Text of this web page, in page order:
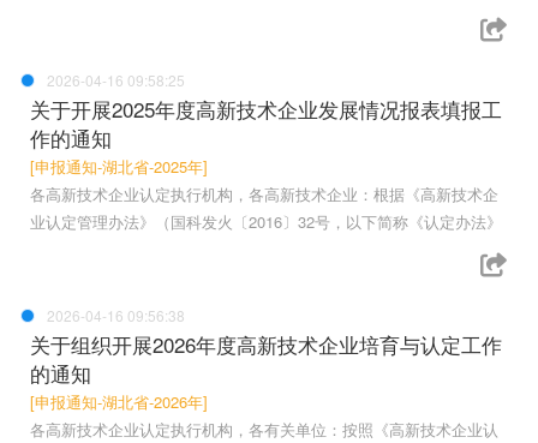
2026-04-16 09:58:25
关于开展2025年度高新技术企业发展情况报表填报工
作的通知
[申报通知-湖北省-2025年]
各高新技术企业认定执行机构，各高新技术企业：根据《高新技术企
业认定管理办法》（国科发火〔2016〕32号，以下简称《认定办法》
2026-04-16 09:56:38
关于组织开展2026年度高新技术企业培育与认定工作
的通知
[申报通知-湖北省-2026年]
各高新技术企业认定执行机构，各有关单位：按照《高新技术企业认